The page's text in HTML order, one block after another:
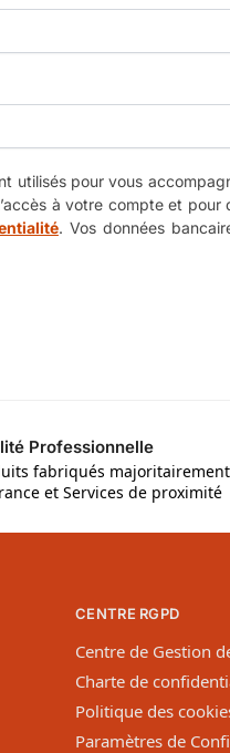
utilisés pour vous
à votre compte et pour
. Vos données
Professionnelle
fabriqués majoritairement
et Services de proximité
CENTRE RGPD
Centre de Gestion
Charte de
Politique des
Paramètres de